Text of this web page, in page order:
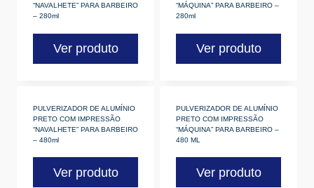
“NAVALHETE” PARA BARBEIRO
– 280ml
Ver produto
“MÁQUINA” PARA BARBEIRO –
280ml
Ver produto
PULVERIZADOR DE ALUMÍNIO
PRETO COM IMPRESSÃO
“NAVALHETE” PARA BARBEIRO
– 480ml
Ver produto
PULVERIZADOR DE ALUMÍNIO
PRETO COM IMPRESSÃO
“MÁQUINA” PARA BARBEIRO –
480 ML
Ver produto